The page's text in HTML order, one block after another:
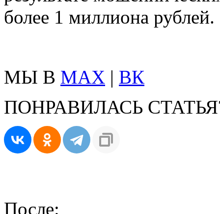
более 1 миллиона рублей.
МЫ В MAX | ВК
ПОНРАВИЛАСЬ
После: